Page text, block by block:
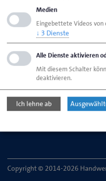
HWK Bremen
Einigungsstelle
Handwerkskammer Bremen
Ansgaritorstr. 24
28195 Bremen
Telefon: 0421 30500-0
Copyright © 2014-2026
Medien
Eingebettete Videos
↓ 3 Dienste
Alle Dienste aktivieren
Mit diesem Schalter
deaktivieren.
Ich lehne ab